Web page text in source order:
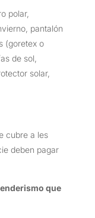
polar,
pantalón
(goretex o
de sol,
solar,
cubre a les
deben pagar
que